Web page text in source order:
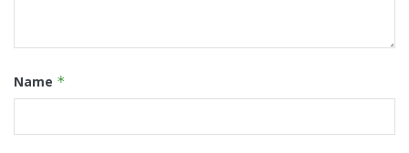
Name *